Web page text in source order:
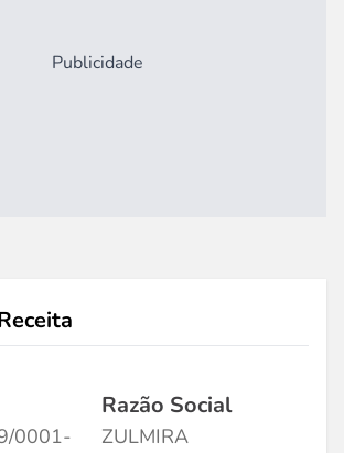
Publicidade
0001-
Razão Social
ZULMIRA